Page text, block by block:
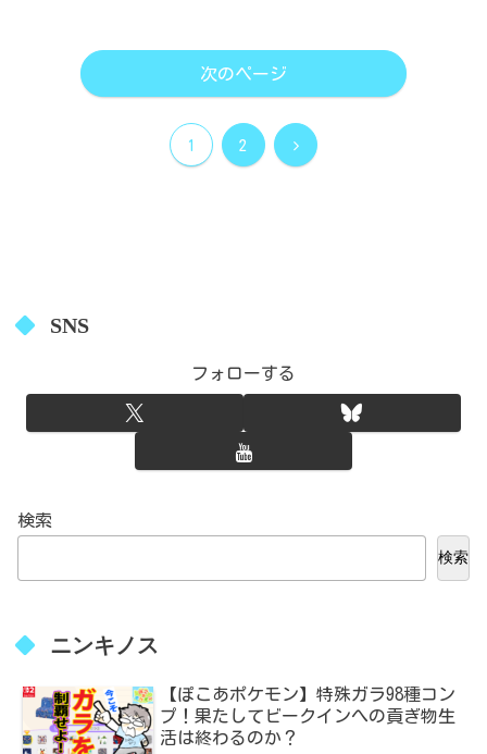
次のページ
1 2 次
SNS
フォローする
検索
検索
ニンキノス
【ぽこあポケモン】特殊ガラ98種コン
プ！果たしてビークインへの貢ぎ物生
活は終わるのか？